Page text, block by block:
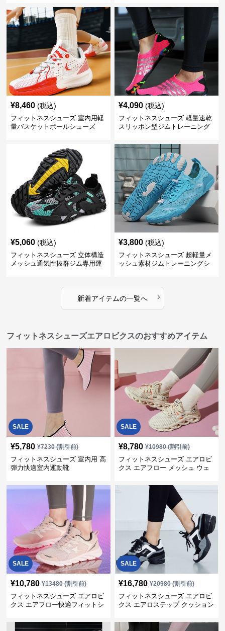
¥8,460 (税込)
フィットネスシューズ 室内用軽
量バスケットボールシューズ
¥4,090 (税込)
フィットネスシューズ 軽量速乾
スリッポン型ジムトレーニング
¥5,060 (税込)
フィットネスシューズ 立体構造
メッシュ通気性抜群ジム専用運
¥3,800 (税込)
フィットネスシューズ 超軽量メ
ッシュ素材ジムトレーニングシ
新着アイテムの一覧へ ›
フィットネスシューズエアロビクスのおすすめアイテム
SALE
¥5,780 ¥7230(割引前)
フィットネスシューズ 室内用 高
弾力快適室内運動靴
SALE
¥8,780 ¥10980(割引前)
フィットネスシューズ エアロビ
クス エアフロー メッシュ ウェ
SALE
¥10,780 ¥13480(割引前)
フィットネスシューズ エアロビ
クス エアフロー快適フィットシ
SALE
¥16,780 ¥20980(割引前)
フィットネスシューズ エアロビ
クス エアロステップ クッション